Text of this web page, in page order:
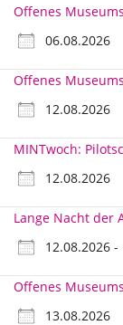
Offenes
06.08.2026
Offenes
12.08.2026
MINTwoch:
12.08.2026
Lange Nacht der
12.08.2026
Offenes
13.08.2026